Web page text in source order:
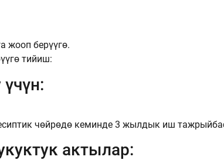
жооп берүүгө.
тийиш:
чөйрөдө кеминде 3 жылдык иш
актылар: